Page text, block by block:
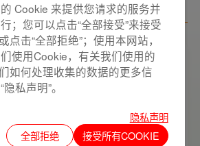
套装选购要点，开关插座“七
电气系统的核心配件，直接
验。想要一站式搞定全屋电气
靠谱的家用开关电气套装尤为
浏览数：467
Cookie 来提供您请求的服务并
；您可以点击“全部接受”来接受
点击“全部拒绝”；使用本网站，
使用Cookie，有关我们使用的
如何处理收集的数据的更多信
私声明”。
隐私声明
全部拒绝
接受所有COOKIE